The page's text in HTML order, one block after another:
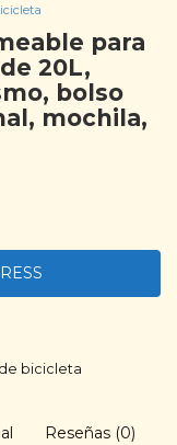
para
20L,
bolso
mochila,
bicicleta
Reseñas (0)